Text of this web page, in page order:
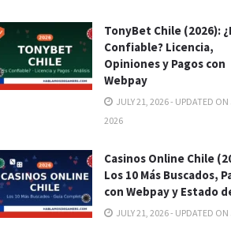
TonyBet Chile (2026):
Confiable? Licencia,
Opiniones y Pagos con
Webpay
JULY 21, 2026 - UPDATED ON
2026
Casinos Online Chile
Los 10 Más Buscados,
con Webpay y Estado
JULY 21, 2026 - UPDATED ON